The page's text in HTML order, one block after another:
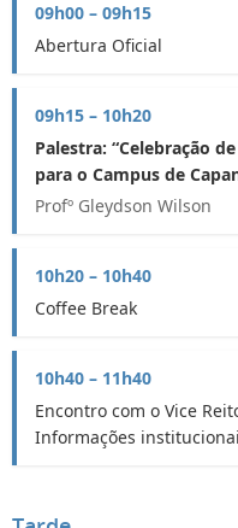
09h00 – 09h15
Abertura Oficial
09h15 – 10h20
Palestra: “Celebração
para o Campus de
Profº Gleydson Wilson
10h20 – 10h40
Coffee Break
10h40 – 11h40
Encontro com o Vice
Informações